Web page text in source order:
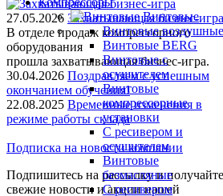
Винтовые
Винтовые воздушные
Винтовые BERG
Винтовые с
осушителем
Винтовые
компрессорные
установки
C ресивером и
осушителем
Винтовые
безмасляные
C ресивером
27.05.2026 Захватывающая бизнес-игра
В отделе продаж компрессорного
оборудования
прошла захватывающая бизнес-игра.
30.04.2026 Поздравляем с успешным
окончанием обучения!
22.08.2025 Временные изменения в
режиме работы склада
Подписка на новости компании
Подпишитесь на рассылку и получайте
свежие новости и акции нашей